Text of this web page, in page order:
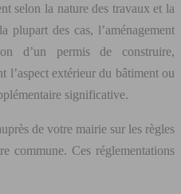
selon la nature des travaux et la
plupart des cas, l’aménagement
d’un permis de construire,
l’aspect extérieur du bâtiment ou
significative.
de votre mairie sur les règles
commune. Ces réglementations